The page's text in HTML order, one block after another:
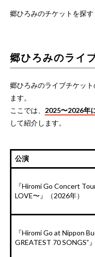
郷ひろみのチケットを探す
郷ひろみのライ
郷ひろみのライブチケッ
ます。
ここでは、 2025〜2026年
して紹介します。
公演
『Hiromi Go Concert
LOVE〜』（2026年）
『Hiromi Go at Nippon
GREATEST 70 SONGS”